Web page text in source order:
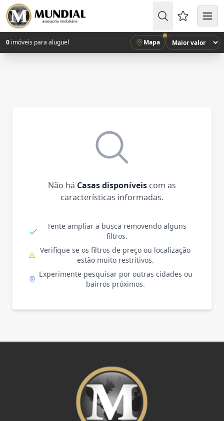
Favoritos
0 imóveis para aluguel Mapa
Não há Casas disponíveis com as
características informadas.
Tente ampliar a busca removendo alguns
filtros.
Verifique se os filtros de preço ou localização
estão muito restritivos.
Experimente pesquisar por outras cidades ou
bairros próximos.